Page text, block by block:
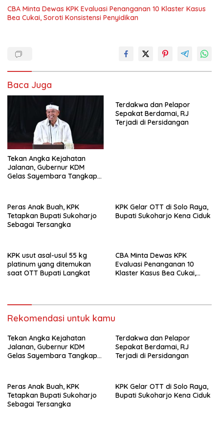
CBA Minta Dewas KPK Evaluasi Penanganan 10 Klaster Kasus
Bea Cukai, Soroti Konsistensi Penyidikan
Baca Juga
Tekan Angka Kejahatan
Jalanan, Gubernur KDM
Gelas Sayembara Tangkap
Terdakwa dan Pelapor
Sepakat Berdamai, RJ
Terjadi di Persidangan
Peras Anak Buah, KPK
Tetapkan Bupati Sukoharjo
Sebagai Tersangka
KPK Gelar OTT di Solo Raya,
Bupati Sukoharjo Kena Ciduk
KPK usut asal-usul 55 kg
platinum yang ditemukan
saat OTT Bupati Langkat
CBA Minta Dewas KPK
Evaluasi Penanganan 10
Klaster Kasus Bea Cukai,
Rekomendasi untuk kamu
Tekan Angka Kejahatan
Jalanan, Gubernur KDM
Gelas Sayembara Tangkap
Terdakwa dan Pelapor
Sepakat Berdamai, RJ
Terjadi di Persidangan
Peras Anak Buah, KPK
Tetapkan Bupati Sukoharjo
Sebagai Tersangka
KPK Gelar OTT di Solo Raya,
Bupati Sukoharjo Kena Ciduk